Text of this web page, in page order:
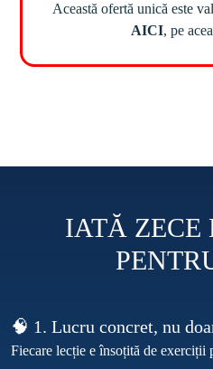
Această ofertă unică este
AICI
IATĂ ZECE
🧠 1. Lucru concret, nu
Fiecare lecție e însoțită de exerciții